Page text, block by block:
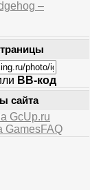
–
BB-код
сайта
GcUp.ru
GamesFAQ